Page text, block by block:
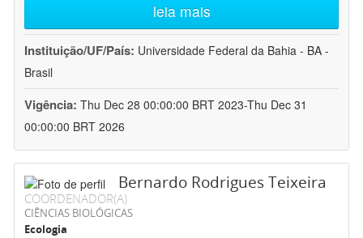
leia mais
Instituição/UF/País: Universidade Federal da Bahia - BA -
Brasil
Vigência: Thu Dec 28 00:00:00 BRT 2023-Thu Dec 31
00:00:00 BRT 2026
Bernardo Rodrigues Teixeira
COORDENADOR(A)
CIÊNCIAS BIOLÓGICAS
Ecologia